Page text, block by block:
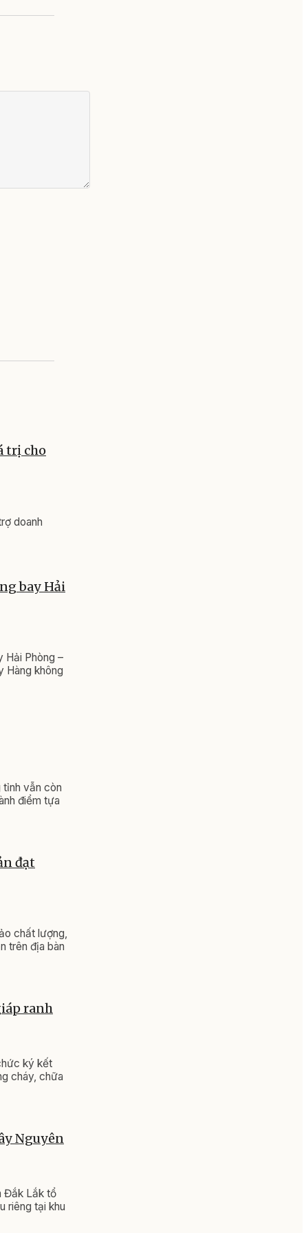
trị cho
doanh
bay Hải
Hải Phòng –
Hàng không
tỉnh vẫn còn
điểm tựa
đạt
chất lượng,
trên địa bàn
ranh
ký kết
cháy, chữa
Nguyên
Đắk Lắk tổ
riêng tại khu